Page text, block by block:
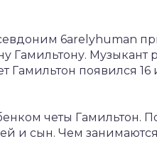
6arelyhuman
Гамильтону. Музыкант
появился 16
четы Гамильтон.
и сын. Чем